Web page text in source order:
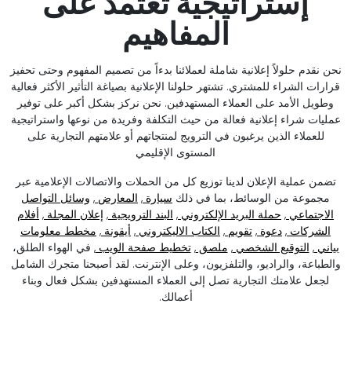
المفاهيم
نحن نقدم حلولاً إعلانية شاملة لعملائنا بدءاً من تصميم المفهوم وحتى تحفيز
قرارات الشراء للمشتري. تشتهر حلولنا الإعلانية بصياغة التأثير الأكثر فعالية
وطويل الأمد على العملاء المستهدفين. نحن نركز بشكل أكبر على توفير
عمليات شراء إعلانية فعالة من حيث التكلفة وفريدة من نوعها واستراتيجية
للعملاء الذين يرغبون في الترويج لمنتجاتهم أو علامتهم التجارية على
المستوى الإقليمي
تضمن عملية الإعلان لدينا توزيع كل من الحملات والاتصالات الإعلامية عبر
مجموعة من الوسائط، بما في ذلك سيارة , المعارض , وسائل التواصل
الاجتماعي , حملة البريد الإلكتروني , البند الترويجية , إعلان المجلة , أفلام
الشركات , دعوة , تقويم , الكتاب الاليكتروني , أيقونة , مخطط معلومات
بياني, التوقيع الشخصي, ملصق,تخطيط صفحة الويب, في الهواء الطلق،
والطباعة، والراديو، والتلفزيون، وعلى الإنترنت. لقد أصبحنا متجرك الشامل
لجعل علامتك التجارية تصل إلى العملاء المستهدفين بشكل فعال وبناء
أعمالك.